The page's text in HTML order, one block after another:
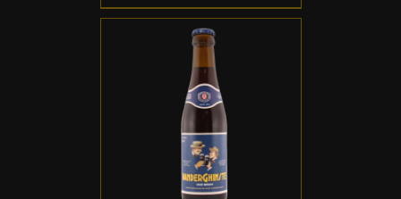
ADD TO CART DETALLES